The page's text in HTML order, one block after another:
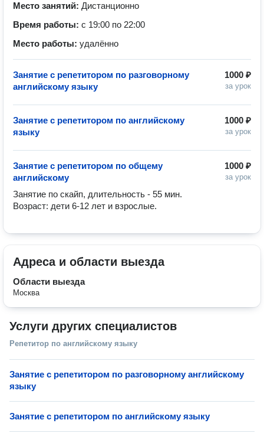
Место занятий: Дистанционно
Время работы: с 19:00 по 22:00
Место работы: удалённо
1000 ₽
за урок
Занятие с репетитором по разговорному
английскому языку
1000 ₽
за урок
Занятие с репетитором по английскому
языку
1000 ₽
за урок
Занятие с репетитором по общему
английскому
Занятие по скайп, длительность - 55 мин.
Возраст: дети 6-12 лет и взрослые.
Адреса и области выезда
Области выезда
Москва
Услуги других специалистов
Репетитор по английскому языку
Занятие с репетитором по разговорному английскому
языку
Занятие с репетитором по английскому языку